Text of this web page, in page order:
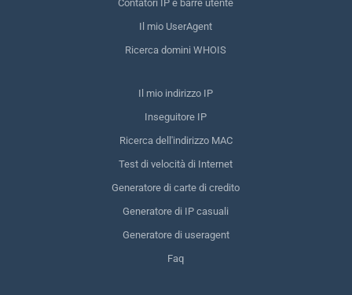
Contatori IP e barre utente
Il mio UserAgent
Ricerca domini WHOIS
Il mio indirizzo IP
Inseguitore IP
Ricerca dell'indirizzo MAC
Test di velocità di Internet
Generatore di carte di credito
Generatore di IP casuali
Generatore di useragent
Faq